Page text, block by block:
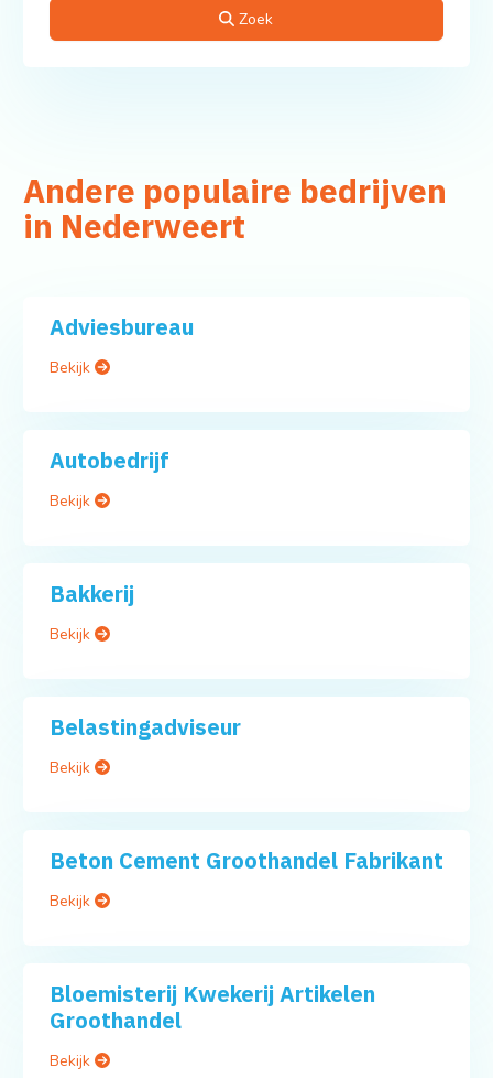
Zoek
Andere populaire bedrijven
in Nederweert
Adviesbureau
Bekijk
Autobedrijf
Bekijk
Bakkerij
Bekijk
Belastingadviseur
Bekijk
Beton Cement Groothandel Fabrikant
Bekijk
Bloemisterij Kwekerij Artikelen
Groothandel
Bekijk